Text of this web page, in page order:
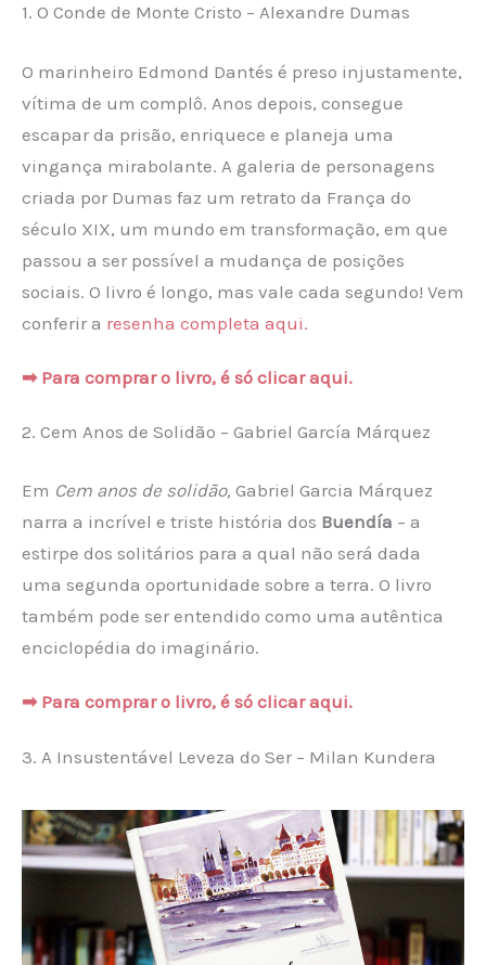
1. O Conde de Monte Cristo – Alexandre Dumas
O marinheiro Edmond Dantés é preso injustamente,
vítima de um complô. Anos depois, consegue
escapar da prisão, enriquece e planeja uma
vingança mirabolante. A galeria de personagens
criada por Dumas faz um retrato da França do
século XIX, um mundo em transformação, em que
passou a ser possível a mudança de posições
sociais. O livro é longo, mas vale cada segundo! Vem
conferir a resenha completa aqui.
➡ Para comprar o livro, é só clicar aqui.
2. Cem Anos de Solidão – Gabriel García Márquez
Em Cem anos de solidão, Gabriel Garcia Márquez
narra a incrível e triste história dos Buendía – a
estirpe dos solitários para a qual não será dada
uma segunda oportunidade sobre a terra. O livro
também pode ser entendido como uma autêntica
enciclopédia do imaginário.
➡ Para comprar o livro, é só clicar aqui.
3. A Insustentável Leveza do Ser – Milan Kundera